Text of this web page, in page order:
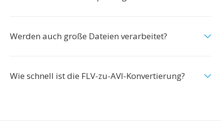
Werden auch große Dateien verarbeitet?
Wie schnell ist die FLV-zu-AVI-Konvertierung?